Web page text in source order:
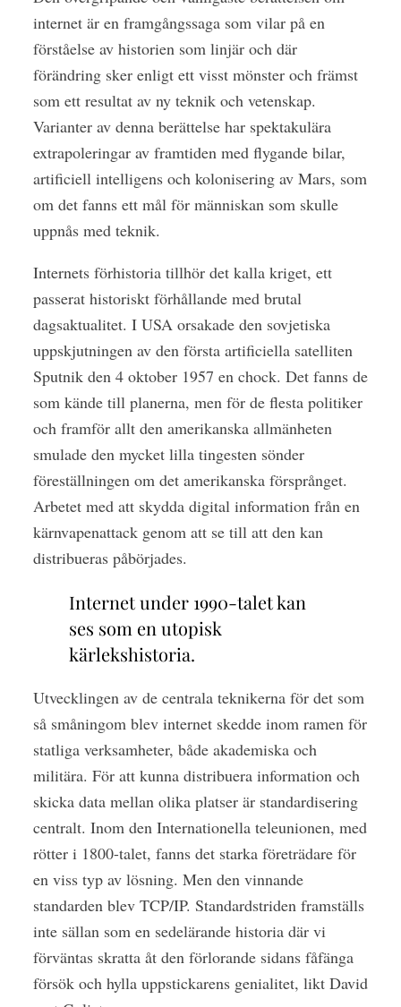
internet är en framgångssaga som vilar på en
förståelse av historien som linjär och där
förändring sker enligt ett visst mönster och främst
som ett resultat av ny teknik och vetenskap.
Varianter av denna berättelse har spektakulära
extrapoleringar av framtiden med flygande bilar,
artificiell intelligens och kolonisering av Mars, som
om det fanns ett mål för människan som skulle
uppnås med teknik.
Internets förhistoria tillhör det kalla kriget, ett
passerat historiskt förhållande med brutal
dagsaktualitet. I USA orsakade den sovjetiska
uppskjutningen av den första artificiella satelliten
Sputnik den 4 oktober 1957 en chock. Det fanns de
som kände till planerna, men för de flesta politiker
och framför allt den amerikanska allmänheten
smulade den mycket lilla tingesten sönder
föreställningen om det amerikanska försprånget.
Arbetet med att skydda digital information från en
kärnvapenattack genom att se till att den kan
distribueras påbörjades.
Internet under 1990-talet kan
ses som en utopisk
kärlekshistoria.
Utvecklingen av de centrala teknikerna för det som
så småningom blev internet skedde inom ramen för
statliga verksamheter, både akademiska och
militära. För att kunna distribuera information och
skicka data mellan olika platser är standardisering
centralt. Inom den Internationella teleunionen, med
rötter i 1800-talet, fanns det starka företrädare för
en viss typ av lösning. Men den vinnande
standarden blev TCP/IP. Standardstriden framställs
inte sällan som en sedelärande historia där vi
förväntas skratta åt den förlorande sidans fåfänga
försök och hylla uppstickarens genialitet, likt David